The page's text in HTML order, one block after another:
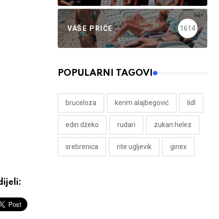
VAŠE PRIČE 1614
POPULARNI TAGOVI
bruceloza kerim alajbegović lidl
edin džeko rudari zukan helez
srebrenica rite ugljevik ginex